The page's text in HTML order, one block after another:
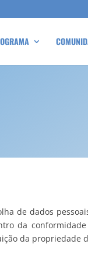
de dados
da
da propriedade